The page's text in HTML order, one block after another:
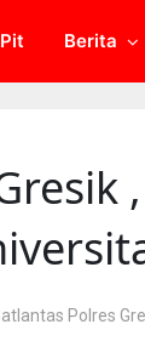
Berita
Polres